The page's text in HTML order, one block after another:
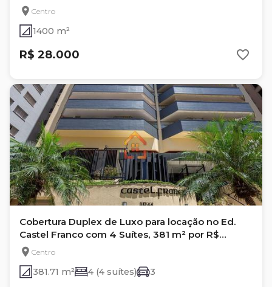
Centro
1400 m²
R$ 28.000
Cobertura Duplex de Luxo para locação no Ed.
Castel Franco com 4 Suítes, 381 m² por R$
10.000,00-Centro - Londrina/PR
Centro
381.71 m² 4 (4 suítes) 3